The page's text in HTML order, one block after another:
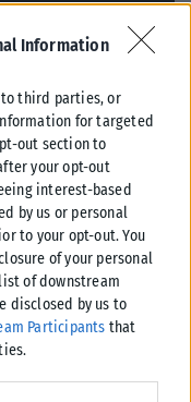
Information
to third parties, or
for targeted
out section to
your opt-out
interest-based
by us or personal
to your opt-out. You
of your personal
of downstream
disclosed by us to
Participants that
or more Google
Έλενα Παπαρίζου